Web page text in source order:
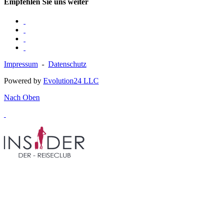
Impressum - Datenschutz
Powered by Evolution24 LLC
Nach Oben